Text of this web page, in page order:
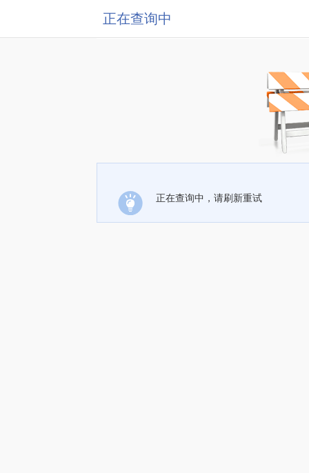
正在查询中
正在查询中，请刷新重试